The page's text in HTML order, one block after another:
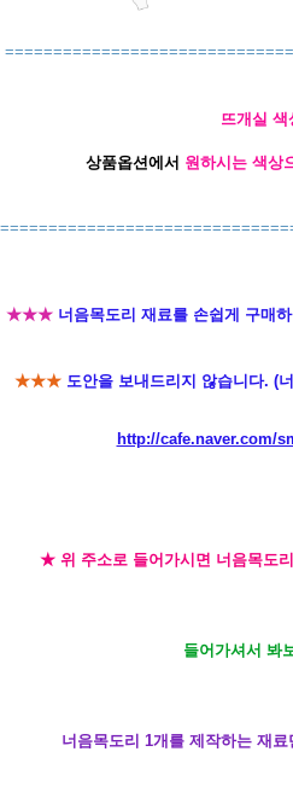
뜨개실 색
상품옵션에서 원하시는 색상
★★★너음목도리 재료를 손쉽게 구매
★★★도안을 보내드리지 않습니다. (
http://cafe.naver.com/
★ 위 주소로 들어가시면 너음목도
들어가셔서 봐
너음목도리 1개를 제작하는 재